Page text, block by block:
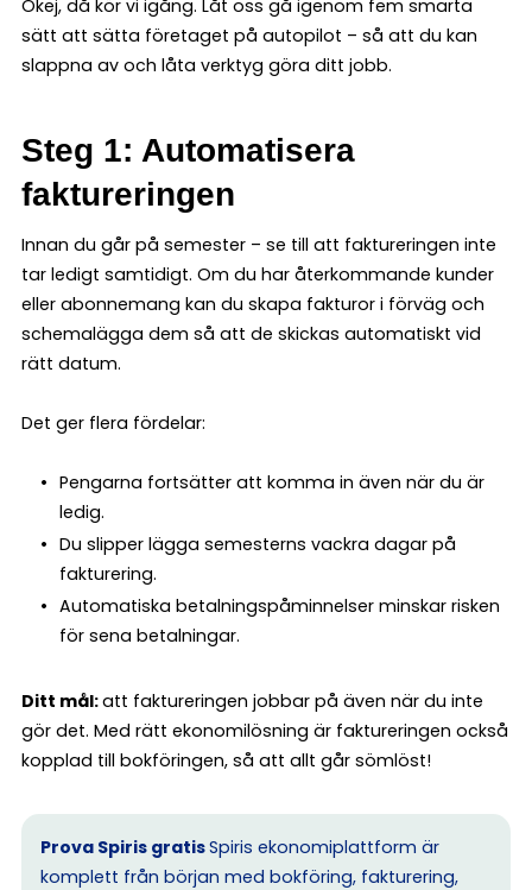
Okej, då kör vi igång. Låt oss gå igenom fem smarta
sätt att sätta företaget på autopilot – så att du kan
slappna av och låta verktyg göra ditt jobb.
Steg 1: Automatisera
faktureringen
Innan du går på semester – se till att faktureringen inte
tar ledigt samtidigt. Om du har återkommande kunder
eller abonnemang kan du skapa fakturor i förväg och
schemalägga dem så att de skickas automatiskt vid
rätt datum.
Det ger flera fördelar:
Pengarna fortsätter att komma in även när du är
ledig.
Du slipper lägga semesterns vackra dagar på
fakturering.
Automatiska betalningspåminnelser minskar risken
för sena betalningar.
Ditt mål:att faktureringen jobbar på även när du inte
gör det. Med rätt ekonomilösning är faktureringen också
kopplad till bokföringen, så att allt går sömlöst!
Prova Spiris gratisSpiris ekonomiplattform är
komplett från början med bokföring, fakturering,